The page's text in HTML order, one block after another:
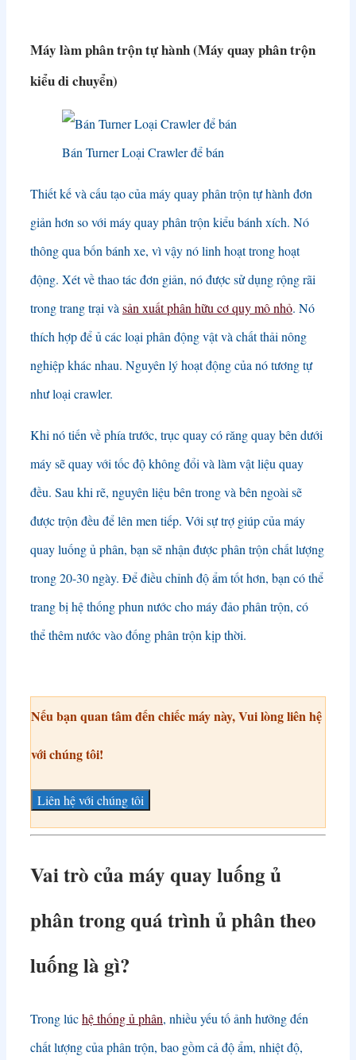
Máy làm phân trộn tự hành (Máy quay phân trộn
kiểu di chuyển)
Bán Turner Loại Crawler để bán
Thiết kế và cấu tạo của máy quay phân trộn tự hành đơn
giản hơn so với máy quay phân trộn kiểu bánh xích. Nó
thông qua bốn bánh xe, vì vậy nó linh hoạt trong hoạt
động. Xét về thao tác đơn giản, nó được sử dụng rộng rãi
trong trang trại vàsản xuất phân hữu cơ quy mô nhỏ. Nó
thích hợp để ủ các loại phân động vật và chất thải nông
nghiệp khác nhau. Nguyên lý hoạt động của nó tương tự
như loại crawler.
Khi nó tiến về phía trước, trục quay có răng quay bên dưới
máy sẽ quay với tốc độ không đổi và làm vật liệu quay
đều. Sau khi rẽ, nguyên liệu bên trong và bên ngoài sẽ
được trộn đều để lên men tiếp. Với sự trợ giúp của máy
quay luống ủ phân, bạn sẽ nhận được phân trộn chất lượng
trong 20-30 ngày. Để điều chỉnh độ ẩm tốt hơn, bạn có thể
trang bị hệ thống phun nước cho máy đảo phân trộn, có
thể thêm nước vào đống phân trộn kịp thời.
Nếu bạn quan tâm đến chiếc máy này, Vui lòng liên hệ
với chúng tôi!
Liên hệ với chúng tôi
Vai trò của máy quay luống ủ
phân trong quá trình ủ phân theo
luống là gì?
Trong lúchệ thống ủ phân, nhiều yếu tố ảnh hưởng đến
chất lượng của phân trộn, bao gồm cả độ ẩm, nhiệt độ,